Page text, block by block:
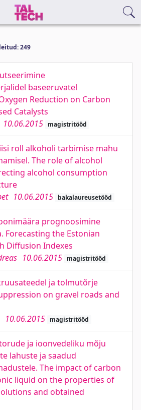
249
baseeruvatel
Reduction on Carbon
Catalysts
10.06.2015 magistritööd
roll alkoholi tarbimise mahu
The role of alcohol
alcohol consumption
10.06.2015 bakalaureusetööd
prognoosimine
Forecasting the Estonian
Diffusion Indexes
10.06.2015 magistritööd
ja tolmutõrje
on gravel roads and
10.06.2015 magistritööd
ja ioonvedeliku mõju
lahuste ja saadud
The impact of carbon
liquid on the properties of
and obtained